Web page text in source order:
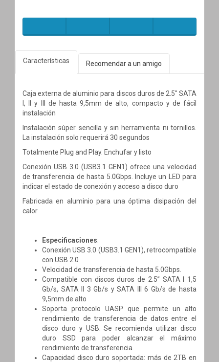
Características Recomendar a un amigo
Caja externa de aluminio para discos duros de 2.5" SATA
I, II y III de hasta 9,5mm de alto, compacto y de fácil
instalación
Instalación súper sencilla y sin herramienta ni tornillos.
La instalación solo requerirá 30 segundos
Totalmente Plug and Play. Enchufar y listo
Conexión USB 3.0 (USB3.1 GEN1) ofrece una velocidad
de transferencia de hasta 5.0Gbps. Incluye un LED para
indicar el estado de conexión y acceso a disco duro
Fabricada en aluminio para una óptima disipación del
calor
Especificaciones:
Conexión USB 3.0 (USB3.1 GEN1), retrocompatible
con USB 2.0
Velocidad de transferencia de hasta 5.0Gbps.
Compatible con discos duros de 2.5” SATA I 1,5
Gb/s, SATA II 3 Gb/s y SATA III 6 Gb/s de hasta
9,5mm de alto
Soporta protocolo UASP que permite un alto
rendimiento de transferencia de datos entre el
disco duro y USB. Se recomienda utilizar disco
duro SSD para poder alcanzar el máximo
rendimiento de transferencia.
Capacidad disco duro soportada: más de 2TB en